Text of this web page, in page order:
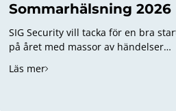
Sommarhälsning 2026
SIG Security vill tacka för en bra
på året med massor av händelser
Läs mer